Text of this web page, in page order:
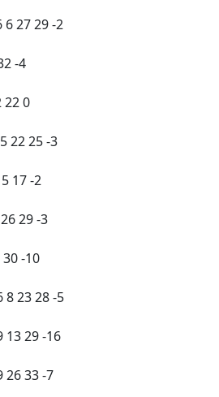
6 27 29 -2
-4
22 0
22 25 -3
17 -2
29 -3
-10
8 23 28 -5
13 29 -16
26 33 -7